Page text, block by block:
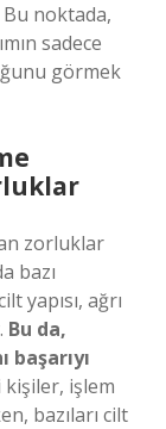
Bu noktada,
sadece
görmek
zorluklar
bazı
yapısı, ağrı
Bu da,
kişiler, işlem
bazıları cilt